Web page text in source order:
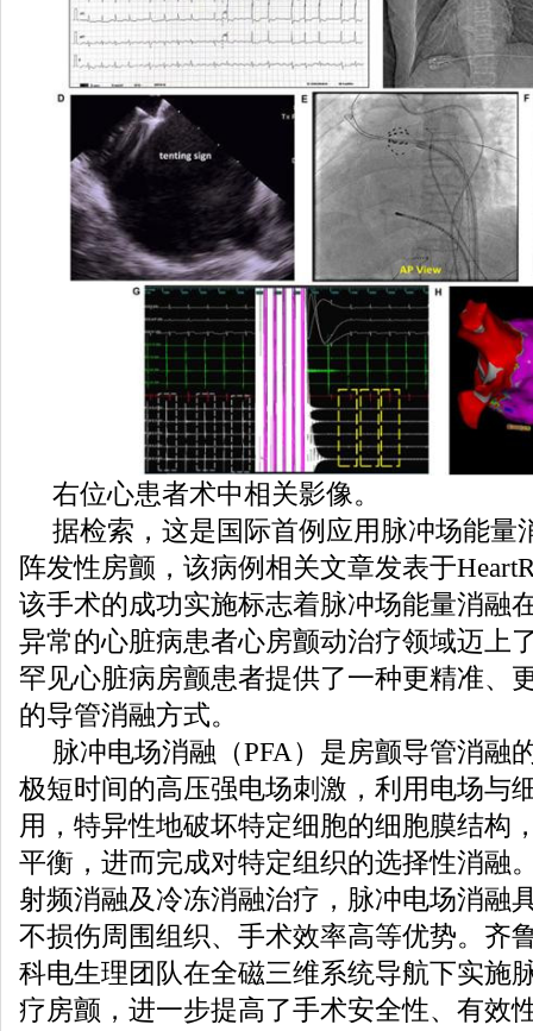
右位心患者术中相关影像。
据检索，这是国际首例应用脉冲场能量
阵发性房颤，该病例相关文章发表于
该手术的成功实施标志着脉冲场能量消融
异常的心脏病患者心房颤动治疗领域迈上
罕见心脏病房颤患者提供了一种更精准、
的导管消融方式。
脉冲电场消融（PFA）是房颤导管消融
极短时间的高压强电场刺激，利用电场与
用，特异性地破坏特定细胞的细胞膜结构
平衡，进而完成对特定组织的选择性消融
射频消融及冷冻消融治疗，脉冲电场消融
不损伤周围组织、手术效率高等优势。齐
科电生理团队在全磁三维系统导航下实施
疗房颤，进一步提高了手术安全性、有效